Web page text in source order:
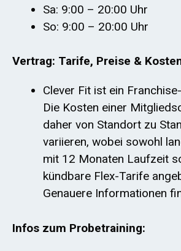
Sa: 9:00 – 20:00 Uhr
So: 9:00 – 20:00 Uhr
Vertrag: Tarife, Preise &
Clever Fit ist ein
Die Kosten einer
daher von Standort zu
variieren, wobei sowohl
mit 12 Monaten Laufzeit
kündbare Flex-Tarife
Genauere Informationen
Infos zum Probetraining: